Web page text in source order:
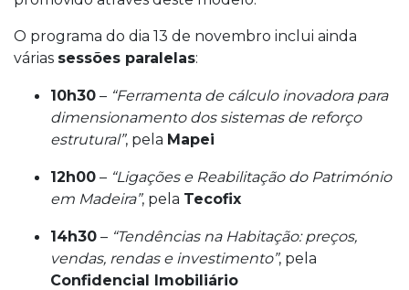
O programa do dia 13 de novembro inclui ainda
várias sessões paralelas:
10h30 – “Ferramenta de cálculo inovadora para
dimensionamento dos sistemas de reforço
estrutural”, pela Mapei
12h00 – “Ligações e Reabilitação do Património
em Madeira”, pela Tecofix
14h30 – “Tendências na Habitação: preços,
vendas, rendas e investimento”, pela
Confidencial Imobiliário